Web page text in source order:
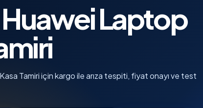
Laptop
Tamiri için kargo ile arıza tespiti, fiyat onayı ve test